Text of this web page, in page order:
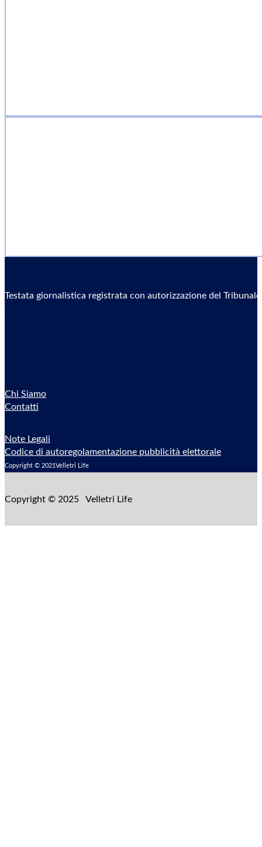
Testata giornalistica registrata con autorizzazione del
Chi Siamo
Contatti
Note Legali
Codice di autoregolamentazione pubblicità elettorale
Copyright © 2021Velletri Life
Copyright © 2025 Velletri Life